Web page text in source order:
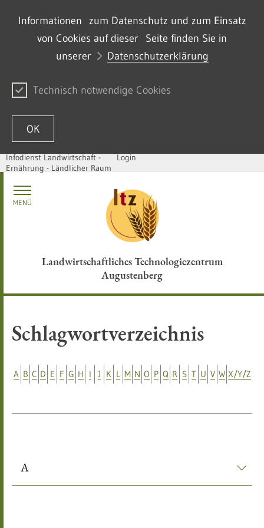
Informationen zum Datenschutz und zum Einsatz
von Cookies auf dieser Seite finden Sie in
unserer
Datenschutzerklärung
Technisch notwendige Cookies
OK
Skip to content
Infodienst Landwirtschaft -
Ernährung - Ländlicher Raum
Login
Landwirtschaftliches Technologiezentrum
Augustenberg
MENÜ
Schlagwortverzeichnis
A B C D E F G H I J K L M N O P Q R S T U V W X/Y/Z
A